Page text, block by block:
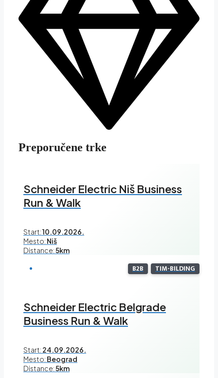
Preporučene trke
Schneider Electric Niš Business
Run & Walk
Start:10.09.2026.
Mesto: Niš
Distance:5km
B2B TIM-BILDING
Schneider Electric Belgrade
Business Run & Walk
Start: 24.09.2026.
Mesto: Beograd
Distance:5km